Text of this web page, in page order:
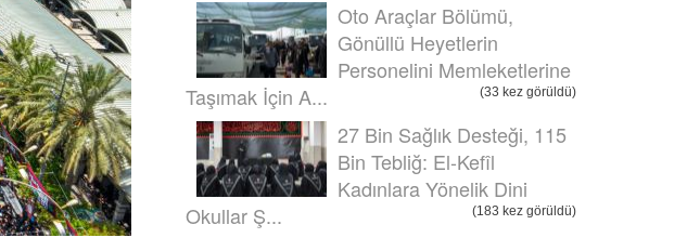
Oto Araçlar Bölümü,
Gönüllü Heyetlerin
Personelini Memleketlerine
Taşımak İçin A...
(33 kez görüldü)
27 Bin Sağlık Desteği, 115
Bin Tebliğ: El-Kefîl
Kadınlara Yönelik Dini
Okullar Ş...
(183 kez görüldü)